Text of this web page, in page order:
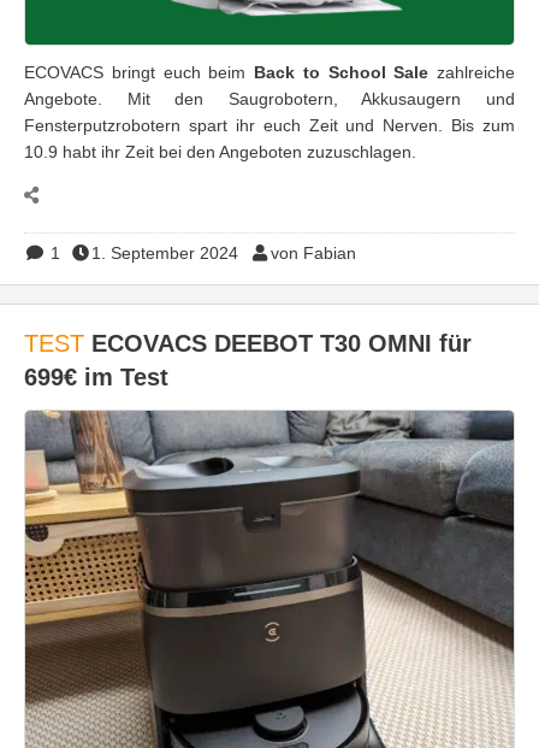
ECOVACS bringt euch beim Back to School Sale zahlreiche
Angebote. Mit den Saugrobotern, Akkusaugern und
Fensterputzrobotern spart ihr euch Zeit und Nerven. Bis zum
10.9 habt ihr Zeit bei den Angeboten zuzuschlagen.
1 1. September 2024 von Fabian
TEST ECOVACS DEEBOT T30 OMNI für
699€ im Test